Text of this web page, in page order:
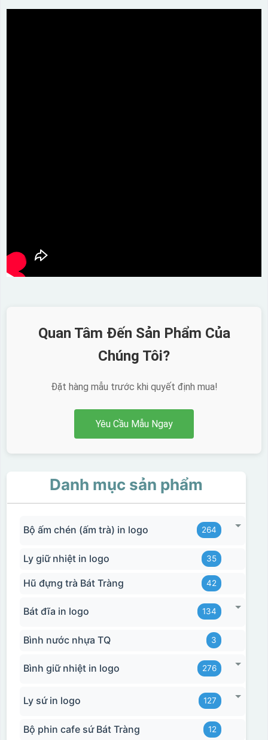
Quan Tâm Đến Sản Phẩm Của
Chúng Tôi?
Đặt hàng mẫu trước khi quyết định mua!
Yêu Cầu Mẫu Ngay
Danh mục sản phẩm
Bộ ấm chén (ấm trà) in logo 264
Ly giữ nhiệt in logo 35
Hũ đựng trà Bát Tràng 42
Bát đĩa in logo 134
Bình nước nhựa TQ 3
Bình giữ nhiệt in logo 276
Ly sứ in logo 127
Bộ phin cafe sứ Bát Tràng 12